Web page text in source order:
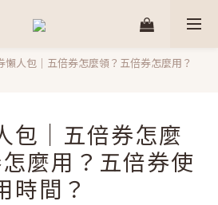
懶人包｜五倍券怎麼領？五倍券怎麼用？
包｜五倍券怎麼
麼用？五倍券使
時間？